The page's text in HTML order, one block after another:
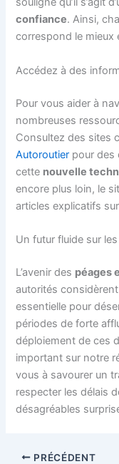
confiance. Ainsi,
correspond le
Accédez à des
Pour vous aider à
nombreuses
Consultez des sites
Autoroutier pour des
cette nouvelle
encore plus loin, le
articles explicatifs
Un futur fluide sur
L’avenir des péages
autorités
essentielle pour
périodes de forte
déploiement de ces
important sur notre
vous à savourer un
respecter les délais
désagréables
PRÉCÉDENT